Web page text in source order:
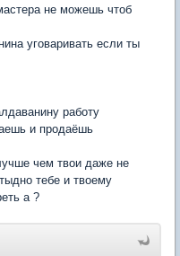
не можешь чтоб
уговаривать если ты
работу
и продаёшь
чем твои даже не
тебе и твоему
а ?